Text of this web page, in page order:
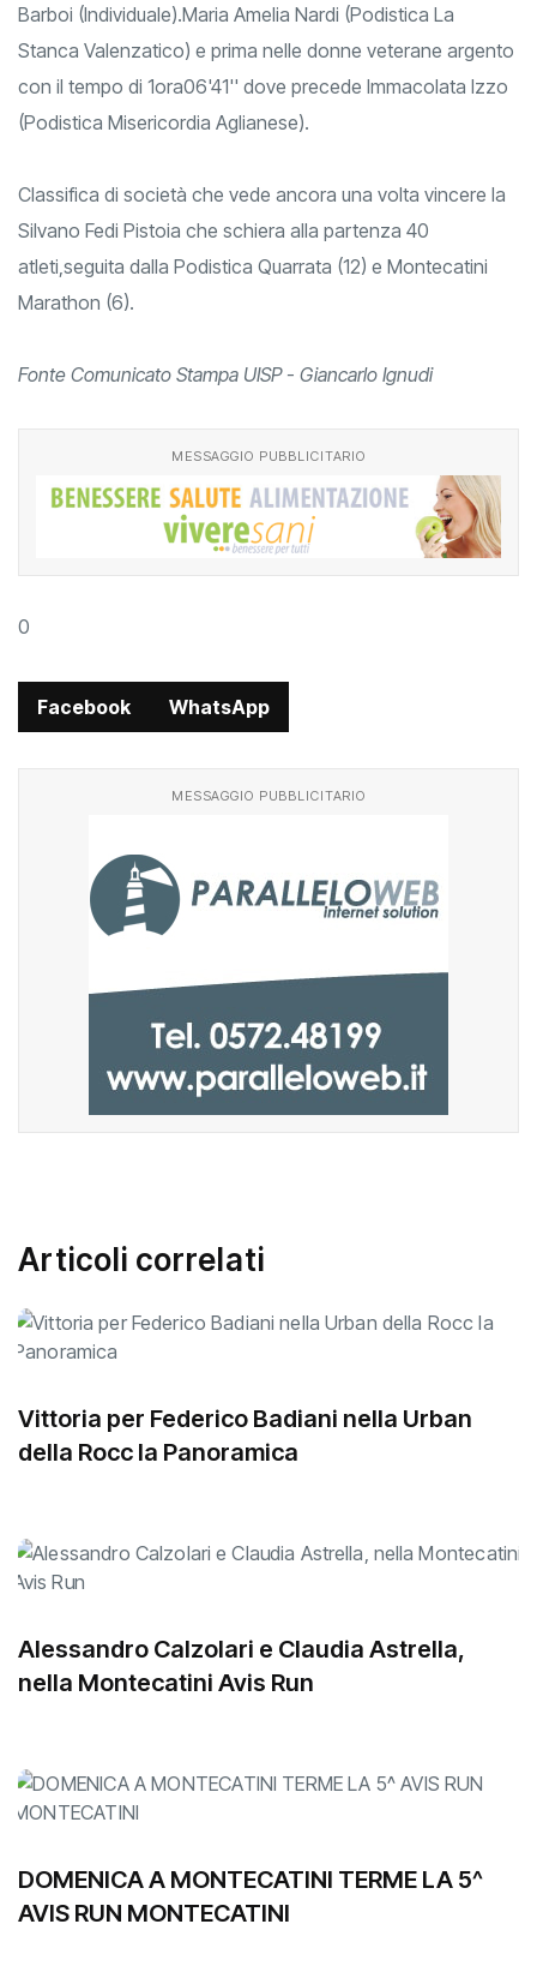
Barboi (Individuale).Maria Amelia Nardi (Podistica La
Stanca Valenzatico) e prima nelle donne veterane argento
con il tempo di 1ora06'41'' dove precede Immacolata Izzo
(Podistica Misericordia Aglianese).
Classifica di società che vede ancora una volta vincere la
Silvano Fedi Pistoia che schiera alla partenza 40
atleti,seguita dalla Podistica Quarrata (12) e Montecatini
Marathon (6).
Fonte Comunicato Stampa UISP - Giancarlo Ignudi
MESSAGGIO PUBBLICITARIO
0
Facebook WhatsApp
MESSAGGIO PUBBLICITARIO
Articoli correlati
Vittoria per Federico Badiani nella Urban
della Rocc la Panoramica
Alessandro Calzolari e Claudia Astrella,
nella Montecatini Avis Run
DOMENICA A MONTECATINI TERME LA 5^
AVIS RUN MONTECATINI